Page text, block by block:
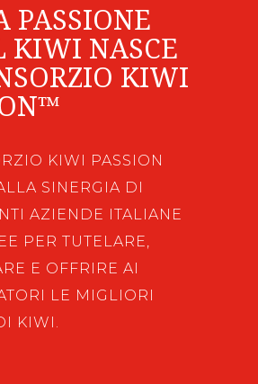
PASSIONE
KIWI NASCE
KIWI
KIWI PASSION
SINERGIA DI
AZIENDE ITALIANE
PER TUTELARE,
E OFFRIRE AI
LE MIGLIORI
KIWI.